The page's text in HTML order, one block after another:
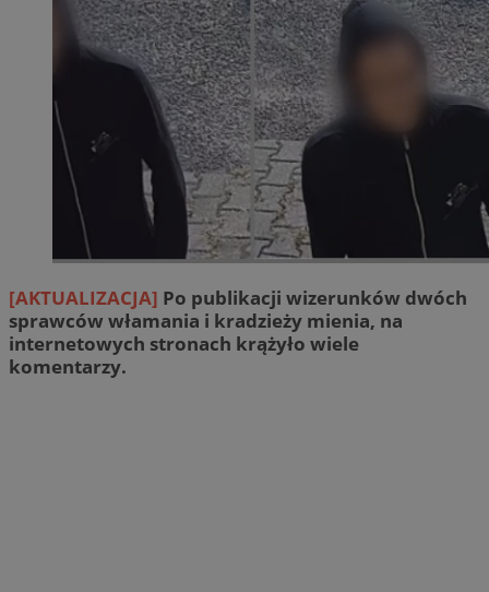
[AKTUALIZACJA] Po publikacji wizerunków dwóch
sprawców włamania i kradzieży mienia, na
internetowych stronach krążyło wiele
komentarzy.